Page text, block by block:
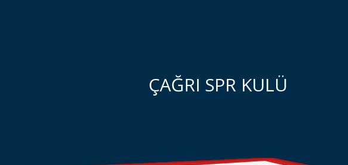
ÇAĞRI SPR KULÜ